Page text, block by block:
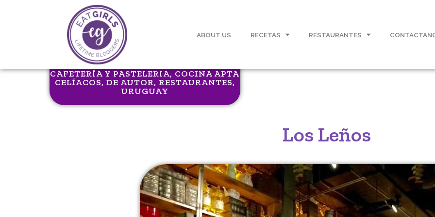
ABOUT US RECETAS RESTAURANTES
CAFETERÍA Y PASTELERIA,COCINA APTA
CELÍACOS, DE AUTOR, RESTAURANTES,
URUGUAY
Los Leños